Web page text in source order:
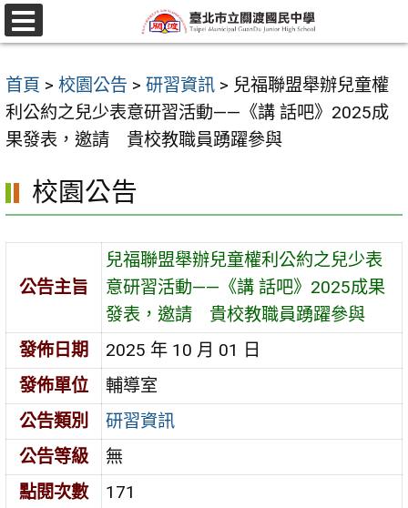
跳
至
要
內
容
選
單
首頁 > 校園公告 > 研習資訊 > 兒福聯盟舉辦兒童權
利公約之兒少表意研習活動——《講 話吧》2025成
果發表，邀請 貴校教職員踴躍參與
校園公告
公告主旨
兒福聯盟舉辦兒童權利公約之兒少表
意研習活動——《講 話吧》2025成果
發表，邀請 貴校教職員踴躍參與
發佈日期
2025 年 10 月 01 日
發佈單位
輔導室
公告類別
研習資訊
公告等級
無
點閱次數
171